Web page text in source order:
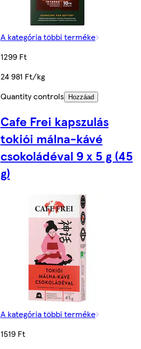
A kategória többi terméke
1299 Ft
24 981 Ft/kg
Quantity controls
Hozzáad
Cafe Frei kapszulás
tokiói málna-kávé
csokoládéval 9 x 5 g (45
g)
A kategória többi terméke
1519 Ft